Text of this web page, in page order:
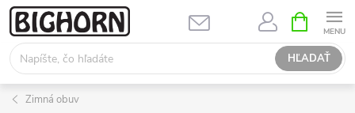
Prejsť
na
obsah
HĽADAŤ
KOŠÍK
Zimná obuv